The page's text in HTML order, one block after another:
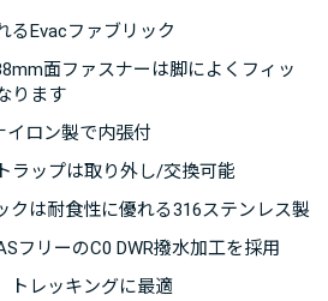
るEvacファブリック
面ファスナーは脚によくフィッ
ります
イロン製で内張付
ラップは取り外し/交換可能
クは耐食性に優れる316ステンレス製
フリーのC0 DWR撥水加工を採用
トレッキングに最適